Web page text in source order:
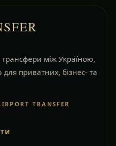
між Україною,
приватних, бізнес- та
TRANSFER